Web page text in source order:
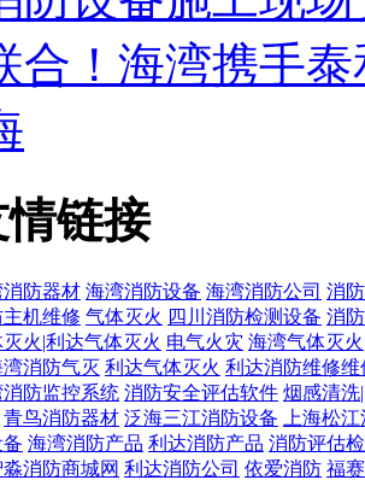
合！海湾携手
链接
防器材 海湾消防设备 海湾消防公司 消
机维修 气体灭火 四川消防检测设备 消
火|利达气体灭火 电气火灾 海湾气体灭
湾消防气灭 利达气体灭火 利达消防维修维
防监控系统 消防安全评估软件 烟感清洗
青鸟消防器材 泛海三江消防设备
上海松
海湾消防产品 利达消防产品 消防评估
淼消防商城网 利达消防公司 依爱消防 福